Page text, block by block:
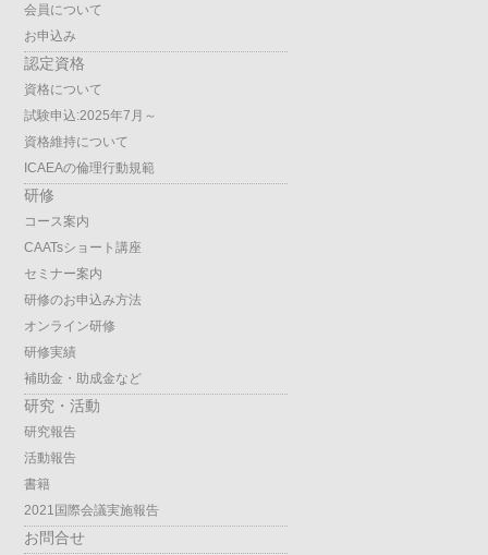
会員について
お申込み
認定資格
資格について
試験申込:2025年7月～
資格維持について
ICAEAの倫理行動規範
研修
コース案内
CAATsショート講座
セミナー案内
研修のお申込み方法
オンライン研修
研修実績
補助金・助成金など
研究・活動
研究報告
活動報告
書籍
2021国際会議実施報告
お問合せ